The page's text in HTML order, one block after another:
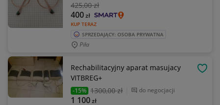
425,00 zł
KUP TERAZ
400zł
SPRZEDAJĄCY: OSOBA PRYWATNA
Piła
Rechabilitacyjny aparat masujacy
VITBREG+
-15% 1300,00 zł do negocjacji
1 100zł